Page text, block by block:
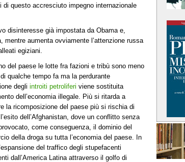
questo accresciuto impegno internazionale
disinteresse già impostata da Obama e,
mentre aumenta ovviamente l’attenzione russa
egiziani.
del paese le lotte fra fazioni e tribù sono meno
qualche tempo fa ma la perdurante
degli introiti petroliferi viene sostituita
dell’economia illegale. Più si ritarda a
la ricomposizione del paese più si rischia di
dell’Afghanistan, dove un conflitto senza
come conseguenza, il dominio del
della droga su tutta l’economia del paese. In
del traffico degli stupefacenti
dall’America Latina attraverso il golfo di